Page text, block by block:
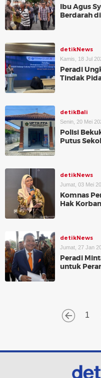
Ibu Agus
Berdarah
detikNews
Kamis, 18 Jul
Peradi
Tindak
detikBali
Senin, 20 Mei
Polisi
Putus
detikNews
Jumat, 03 Mei
Komnas
Hak
detikNews
Jumat, 27 Jan
Peradi
untuk
1